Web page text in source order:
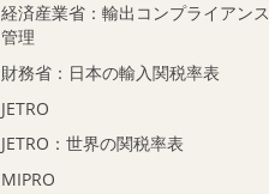
経済産業省：輸出コンプライアンス
管理
財務省：日本の輸入関税率表
JETRO
JETRO：世界の関税率表
MIPRO